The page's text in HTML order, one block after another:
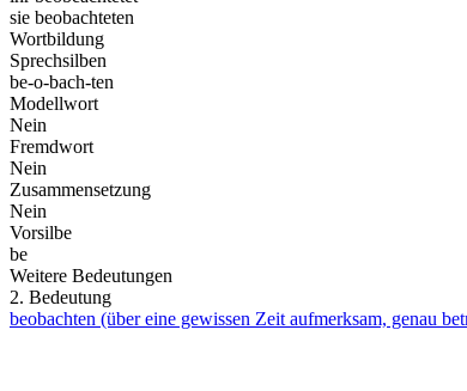
sie beobachteten
Wortbildung
Sprechsilben
be-o-bach-ten
Modellwort
Nein
Fremdwort
Nein
Zusammensetzung
Nein
Vorsilbe
be
Weitere Bedeutungen
2. Bedeutung
beobachten (über eine gewissen Zeit aufmerksam, genau